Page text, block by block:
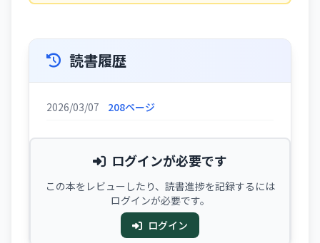
読書履歴
2026/03/07 208ページ
ログインが必要です
この本をレビューしたり、読書進捗を記録するには
ログインが必要です。
ログイン